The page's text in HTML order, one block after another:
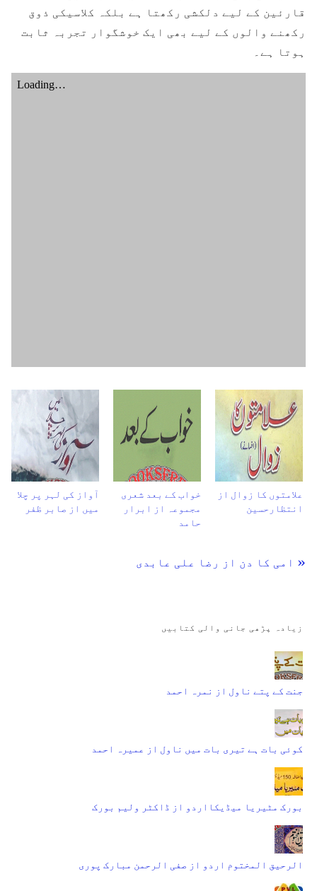
قارئین کے لیے دلکشی رکھتا ہے بلکہ کلاسیکی ذوق
رکھنے والوں کے لیے بھی ایک خوشگوار تجربہ ثابت
ہوتا ہے۔
آواز کی لہر پر چلا
میں از صابر ظفر
خواب کے بعد شعری
مجموعہ از ابرار
حامد
علامتوں کا زوال از
انتظارحسین
« امی کا دن از رضا علی عابدی
زیادہ پڑھی جانی والی کتابیں
جنت کے پتے ناول از نمرہ احمد
کوئی بات ہے تیری بات میں ناول از عمیرہ احمد
بورک مٹیریا میڈیکااردو از ڈاکٹر ولیم بورک
الرحیق المختوم اردو از صفی الرحمن مبارک پوری